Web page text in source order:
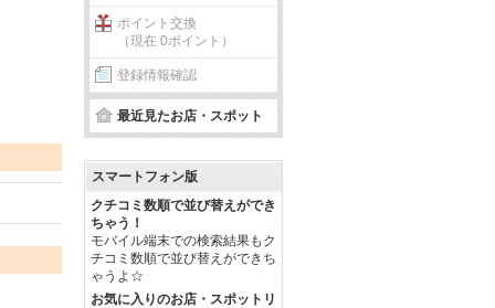
ポイント交換
（現在 0ポイント）
登録情報確認
最近見たお店・スポット
スマートフォン版
クチコミ数順で並び替えができ
ちゃう！
モバイル端末での検索結果もク
チコミ数順で並び替えができち
ゃうよ☆
お気に入りのお店・スポットリ